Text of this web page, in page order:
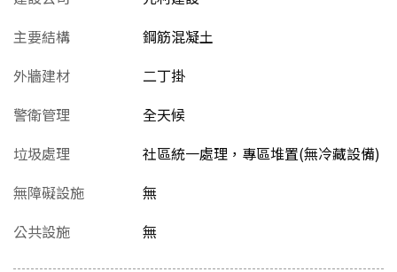
主要結構
鋼筋混凝土
外牆建材
二丁掛
警衛管理
全天候
垃圾處理
社區統一處理，專區堆置(無冷藏設備)
無障礙設施
無
公共設施
無